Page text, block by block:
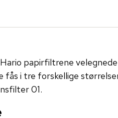
papirfiltrene
fås i tre forskellige
01.